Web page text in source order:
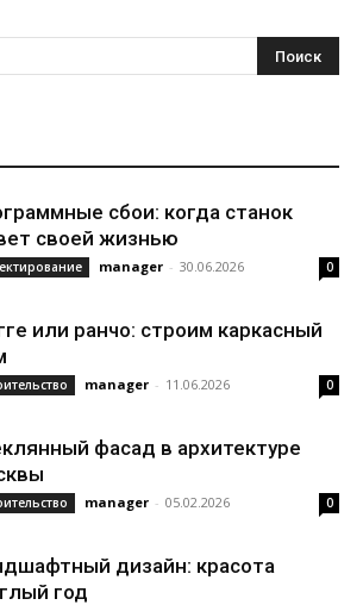
сбои: когда станок
своей жизнью
manager - 30.06.2026 0
или ранчо: строим каркасный
manager - 11.06.2026 0
фасад в архитектуре
manager - 05.02.2026 0
дизайн: красота
год